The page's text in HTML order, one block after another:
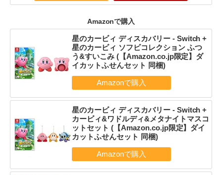
Amazonで購入
星のカービィ ディスカバリー - Switch +
星のカービィ ソフビコレクション ふつ
う&すいこみ (【Amazon.co.jp限定】ダ
イカットふせんセット 同梱)
星のカービィ ディスカバリー - Switch +
カービィ&ワドルディ&メタナイトマスコ
ットセット (【Amazon.co.jp限定】ダイ
カットふせんセット 同梱)